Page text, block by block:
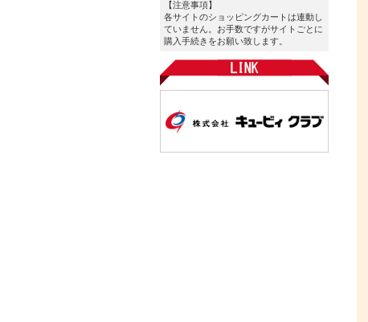
【注意事項】
各サイトのショッピングカートは連動し
ていません。お手数ですがサイトごとに
購入手続きをお願い致します。